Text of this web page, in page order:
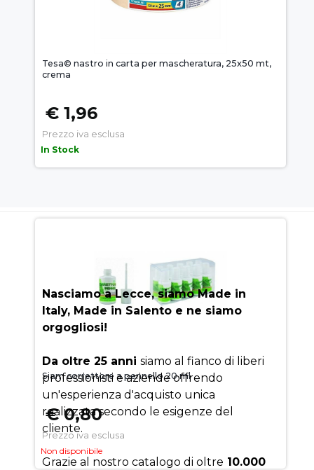
Tesa© nastro in carta per mascheratura, 25x50 mt,
crema
€ 1,96
Prezzo iva esclusa
In Stock
Siam correttore a pennello 20 ml
€ 0,80
Prezzo iva esclusa
Non disponibile
SUCCESSO
Nasciamo a Lecce, siamo Made in
Italy, Made in Salento e ne siamo
orgogliosi!
Da oltre 25 anni siamo al fianco di liberi
professionisti e aziende offrendo
un'esperienza d'acquisto unica
realizzata secondo le esigenze del
cliente.
Grazie al nostro catalogo di oltre 10.000